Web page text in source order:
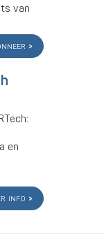
van
en
info